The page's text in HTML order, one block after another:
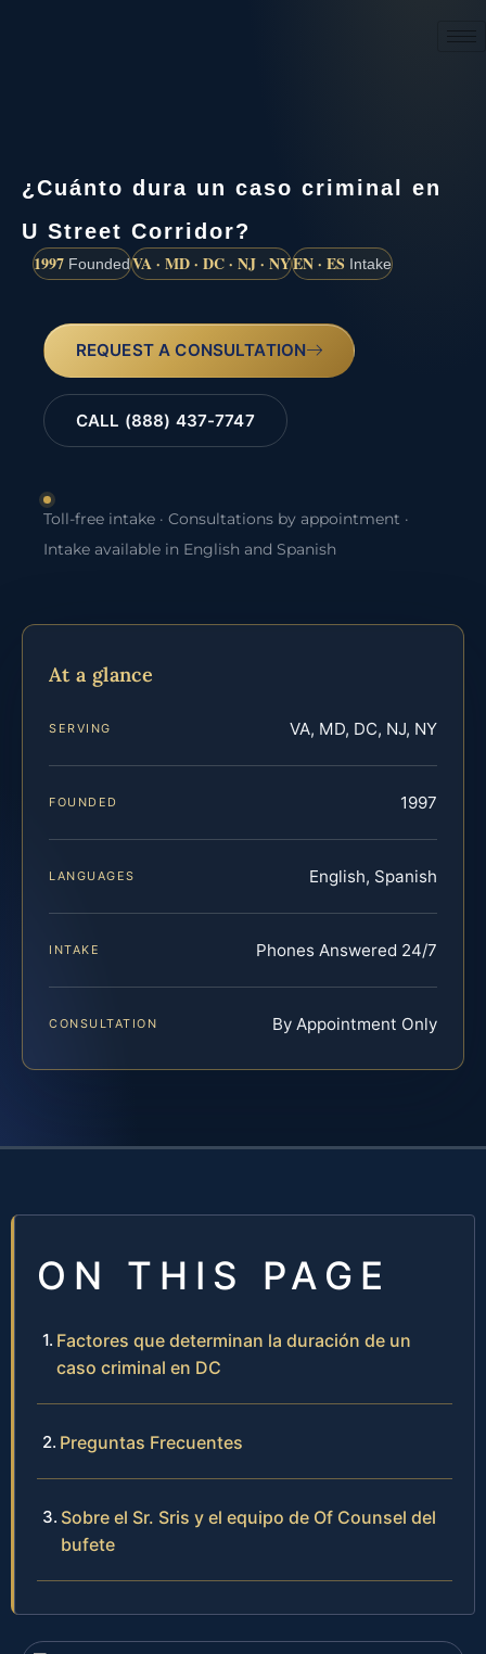
¿Cuánto dura un caso criminal en
U Street Corridor?
1997 FoundedVA · MD · DC · NJ · NYEN · ES Intake
REQUEST A CONSULTATION
CALL (888) 437-7747
Toll-free intake · Consultations by appointment ·
Intake available in English and Spanish
At a glance
SERVING VA, MD, DC, NJ, NY
FOUNDED 1997
LANGUAGES English, Spanish
INTAKE Phones Answered 24/7
CONSULTATION By Appointment Only
ON THIS PAGE
Factores que determinan la duración de un
caso criminal en DC
Preguntas Frecuentes
Sobre el Sr. Sris y el equipo de Of Counsel del
bufete